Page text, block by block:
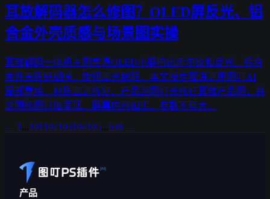
耳放解码器怎么修图？OLED屏反光、铝
合金外壳质感与场景图实操
耳放解码一体机主图常遇OLED小屏拍出摩尔纹和反光、铝合
金外壳质感糊掉、旋钮高光刺眼。本文按步骤讲清用图叮AI
局部重绘、材质高清修复、产品溶图打光修好耳放产品图，并
说明修图只做呈现、屏幕内容如实、参数不夸大。
← 1 101 102103104105 638 →
产品